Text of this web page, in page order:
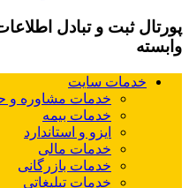
پورتال ثبت و تبادل
وابسته
خدمات سایت
خدمات مشاوره و
خدمات بیمه
ایزو و استاندارد
خدمات مالی
خدمات بازرگانی
خدمات تبلیغاتی